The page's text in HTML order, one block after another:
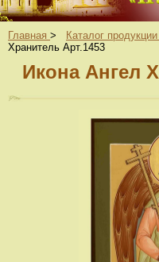
Главная > Каталог продукции
Хранитель Арт.1453
Икона Ангел